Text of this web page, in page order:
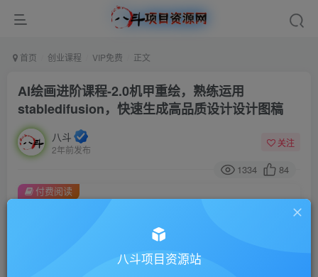
首页 创业课程 VIP免费 正文
AI绘画进阶课程-2.0机甲重绘，熟练运用
stabledifusion，快速生成高品质设计设计图稿
八斗
2年前发布
关注
1334 84
此内容为付费阅读，请付费后查看
金币9.9金币99
付费阅读
八斗项目资源站